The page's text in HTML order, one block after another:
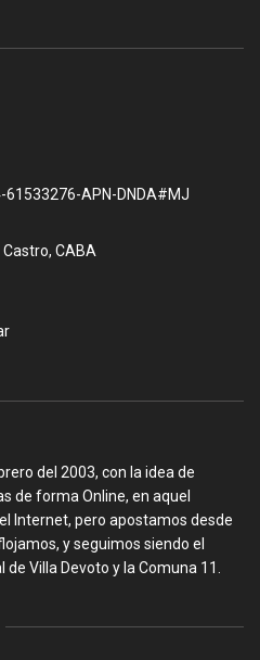
61533276-APN-DNDA#MJ
CABA
del 2003, con la idea de
de forma Online, en aquel
Internet, pero apostamos desde
y seguimos siendo el
Villa Devoto y la Comuna 11.